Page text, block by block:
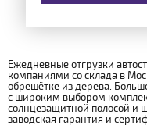
Ежедневные отгрузки
компаниями со склада в
обрешётке из дерева.
с широким выбором
солнцезащитной полосой и
заводская гарантия и